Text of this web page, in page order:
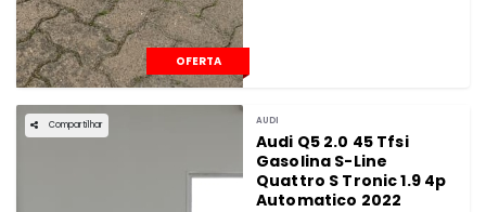
OFERTA
Compartilhar AUDI
Audi Q5 2.0 45 Tfsi
Gasolina S-Line
Quattro S Tronic 1.9 4p
Automatico 2022